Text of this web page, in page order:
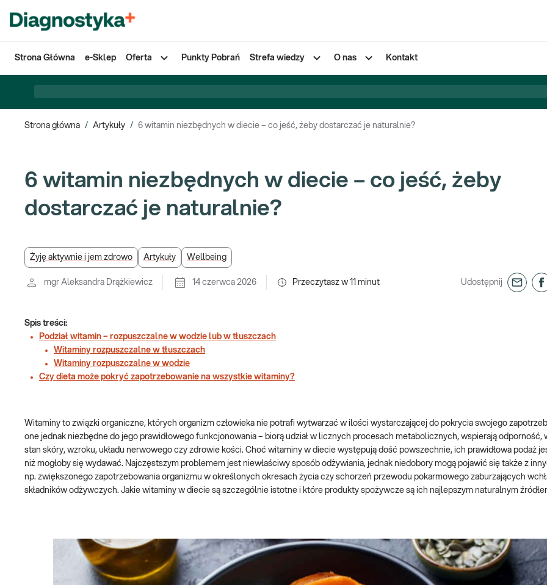
Strona Główna e-Sklep Oferta Punkty Pobrań Strefa wiedzy O nas Kontakt
Strona główna / Artykuły / 6 witamin niezbędnych w diecie – co jeść, żeby dostarczać je naturalnie?
6 witamin niezbędnych w diecie – co jeść, żeby
dostarczać je naturalnie?
Żyję aktywnie i jem zdrowo Artykuły Wellbeing
mgr Aleksandra Drążkiewicz 14 czerwca 2026 Przeczytasz w 11 minut Udostępnij
Spis treści:
Podział witamin – rozpuszczalne w wodzie lub w tłuszczach
Witaminy rozpuszczalne w tłuszczach
Witaminy rozpuszczalne w wodzie
Czy dieta może pokryć zapotrzebowanie na wszystkie witaminy?
Witaminy to związki organiczne, których organizm człowieka nie potrafi wytwarzać w ilości wystarczającej do pokrycia swojego
one jednak niezbędne do jego prawidłowego funkcjonowania – biorą udział w licznych procesach metabolicznych, wspierają odporność,
stan skóry, wzroku, układu nerwowego czy zdrowie kości. Choć witaminy w diecie występują dość powszechnie, ich prawidłowa podaż
niż mogłoby się wydawać. Najczęstszym problemem jest niewłaściwy sposób odżywiania, jednak niedobory mogą pojawić się także z
np. zwiększonego zapotrzebowania organizmu w określonych okresach życia czy schorzeń przewodu pokarmowego zaburzających
składników odżywczych. Jakie witaminy w diecie są szczególnie istotne i które produkty spożywcze są ich najlepszym naturalnym